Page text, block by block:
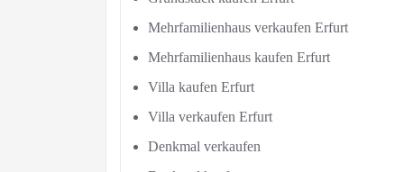
Mehrfamilienhaus verkaufen Erfurt
Mehrfamilienhaus kaufen Erfurt
Villa kaufen Erfurt
Villa verkaufen Erfurt
Denkmal verkaufen